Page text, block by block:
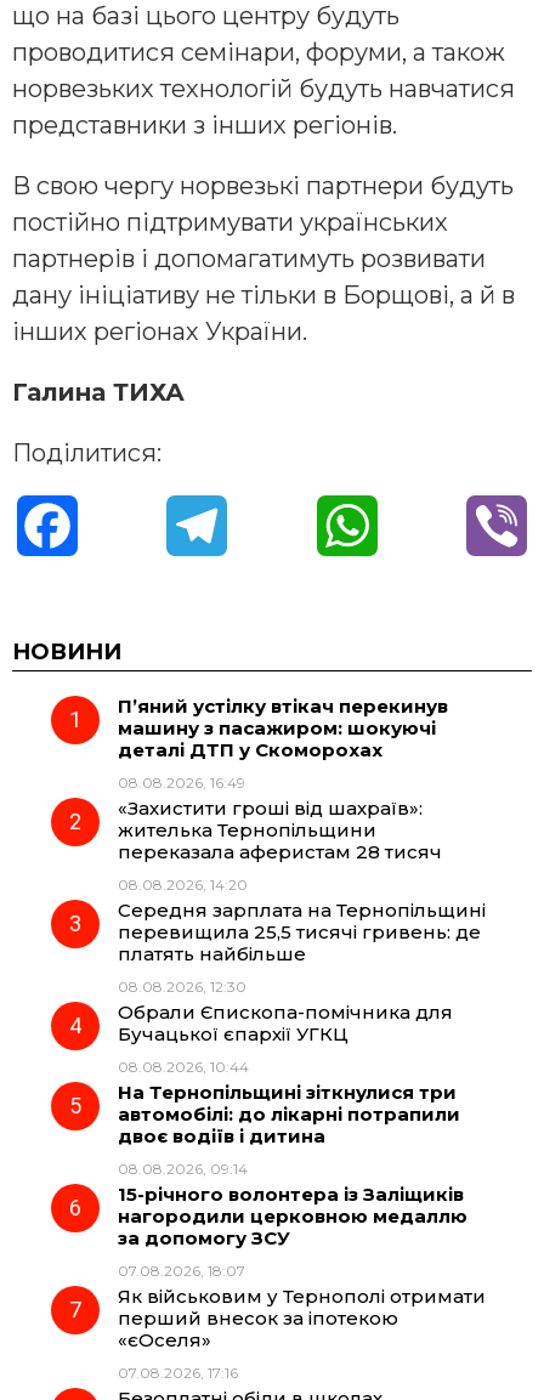
що на базі цього центру будуть
проводитися семінари, форуми, а також
норвезьких технологій будуть навчатися
представники з інших регіонів.
В свою чергу норвезькі партнери будуть
постійно підтримувати українських
партнерів і допомагатимуть розвивати
дану ініціативу не тільки в Борщові, а й в
інших регіонах України.
Галина ТИХА
Поділитися:
c
e
o
k
e
r
a
m
t
НОВИНИ
П’яний устілку втікач перекинув
машину з пасажиром: шокуючі
деталі ДТП у Скоморохах
08.08.2026, 16:49
«Захистити гроші від шахраїв»:
жителька Тернопільщини
переказала аферистам 28 тисяч
08.08.2026, 14:20
Середня зарплата на Тернопільщині
перевищила 25,5 тисячі гривень: де
платять найбільше
08.08.2026, 12:30
Обрали Єпископа-помічника для
Бучацької єпархії УГКЦ
08.08.2026, 10:44
На Тернопільщині зіткнулися три
автомобілі: до лікарні потрапили
двоє водіїв і дитина
08.08.2026, 09:14
15-річного волонтера із Заліщиків
нагородили церковною медаллю
за допомогу ЗСУ
07.08.2026, 18:07
Як військовим у Тернополі отримати
перший внесок за іпотекою
«єОселя»
07.08.2026, 17:16